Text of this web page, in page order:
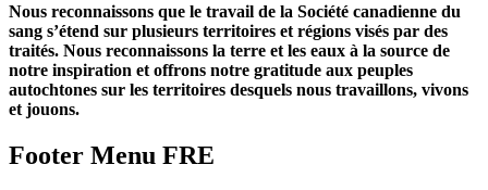
Nous reconnaissons que le travail de la Société canadienne du
sang s’étend sur plusieurs territoires et régions visés par des
traités. Nous reconnaissons la terre et les eaux à la source de
notre inspiration et offrons notre gratitude aux peuples
autochtones sur les territoires desquels nous travaillons, vivons
et jouons.
Footer Menu FRE